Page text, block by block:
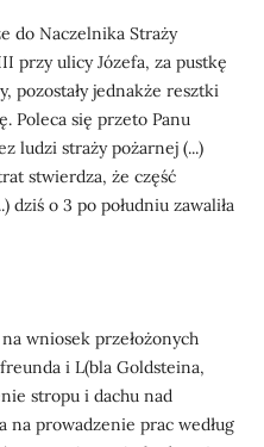
do Naczelnika Straży
przy ulicy Józefa, za pustkę
pozostały jednakże resztki
Poleca się przeto Panu
ludzi straży pożarnej (...)
stwierdza, że część
o 3 po południu zawaliła
wniosek przełożonych
i L(bla Goldsteina,
stropu i dachu nad
prowadzenie prac według